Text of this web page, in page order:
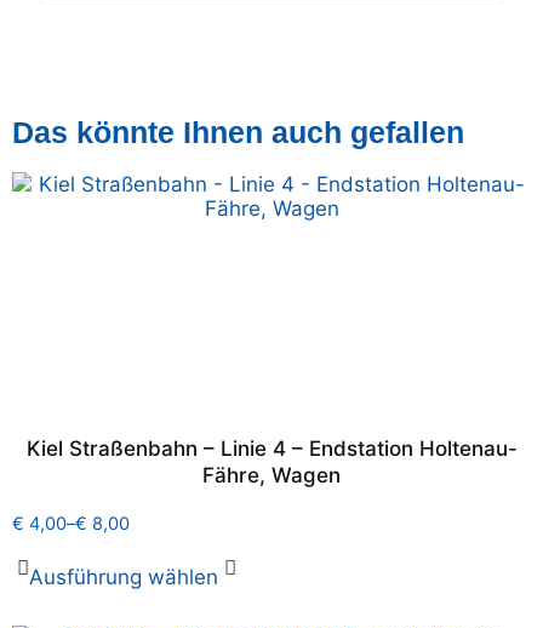
Das könnte Ihnen auch gefallen
Kiel Straßenbahn – Linie 4 – Endstation Holtenau-
Fähre, Wagen
€ 4,00–€ 8,00
Ausführung wählen